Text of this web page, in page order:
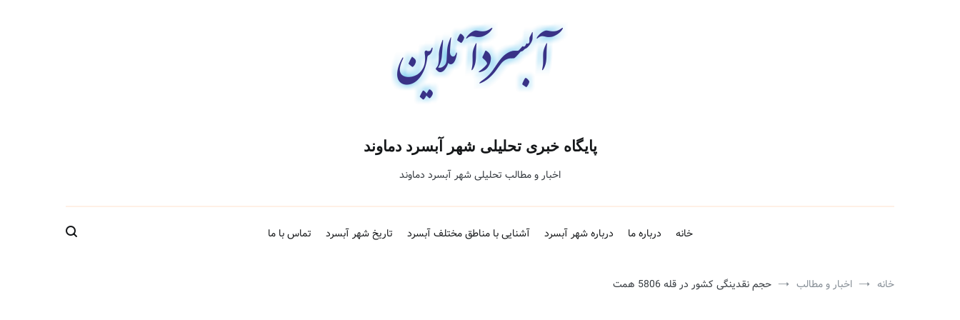
پایگاه خبری تحلیلی شهر آبسرد دماوند
اخبار و مطالب تحلیلی شهر آبسرد دماوند
خانه درباره ما درباره شهر آبسرد آشنایی با مناطق مختلف آبسرد تاریخ شهر آبسرد تماس با ما
خانه اخبار و مطالب حجم نقدینگی کشور در قله 5806 همت